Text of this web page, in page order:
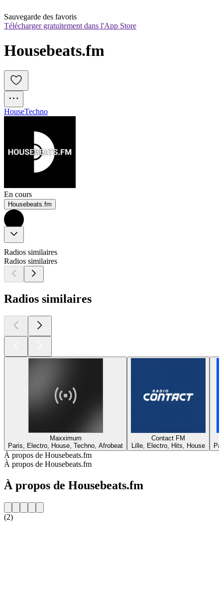
Sauvegarde des favoris
Télécharger gratuitement dans l'App Store
Housebeats.fm
HouseTechno
En cours
Housebeats.fm
Radios similaires
Radios similaires
Radios similaires
Maxximum
Paris, Electro, House, Techno, Afrobeat
Contact FM
Lille, Electro, Hits, House
À propos de Housebeats.fm
À propos de Housebeats.fm
À propos de Housebeats.fm
(2)